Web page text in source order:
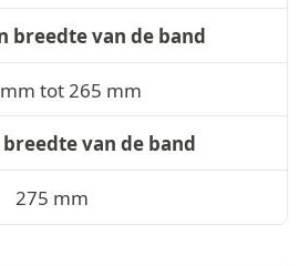
breedte van de band
tot 265 mm
van de band
275 mm